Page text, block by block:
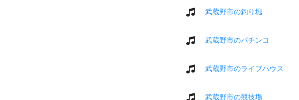
武蔵野市の釣り堀
武蔵野市のパチンコ
武蔵野市のライブハウス
武蔵野市の競技場